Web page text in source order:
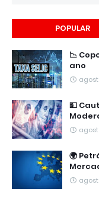
POPULAR
📉
ano
💵
🌍